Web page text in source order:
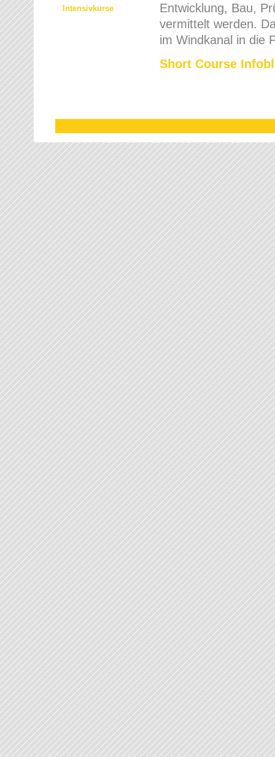
Intensivkurse
Entwicklung, Bau,
vermittelt werden.
im Windkanal in die
Short Course